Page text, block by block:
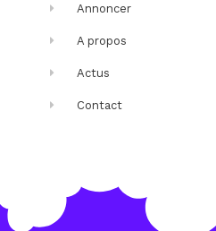
Annoncer
A propos
Actus
Contact